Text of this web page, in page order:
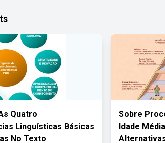
Quatro
Linguísticas Básicas
No Texto
Sobre
Idade